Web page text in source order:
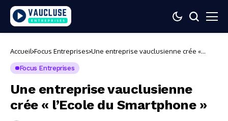
Accueil Focus Entreprises Une entreprise vauclusienne crée «
Focus Entreprises
Une entreprise vauclusienne
crée « l’Ecole du Smartphone »